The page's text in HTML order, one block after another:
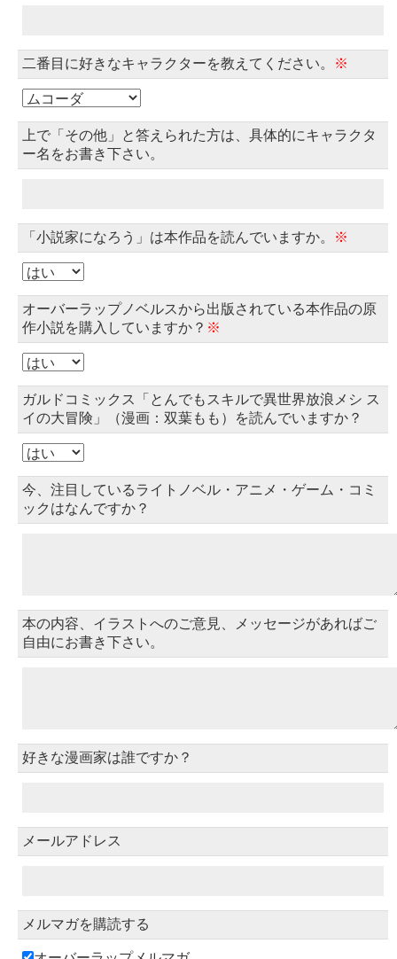
二番目に好きなキャラクターを教えてください。 ※
上で「その他」と答えられた方は、具体的にキャラクタ
ー名をお書き下さい。
「小説家になろう」は本作品を読んでいますか。 ※
オーバーラップノベルスから出版されている本作品の原
作小説を購入していますか？ ※
ガルドコミックス「とんでもスキルで異世界放浪メシ ス
イの大冒険」（漫画：双葉もも）を読んでいますか？
今、注目しているライトノベル・アニメ・ゲーム・コミ
ックはなんですか？
本の内容、イラストへのご意見、メッセージがあればご
自由にお書き下さい。
好きな漫画家は誰ですか？
メールアドレス
メルマガを購読する